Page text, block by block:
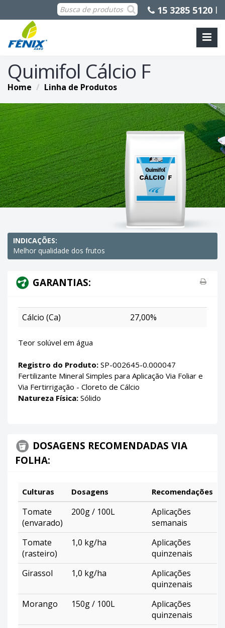
15 3285 5120 l
Quimifol Cálcio F
Home Linha de Produtos
INDICAÇÕES:
Melhor qualidade dos frutos
GARANTIAS:
Cálcio (Ca) 27,00%
Teor solúvel em água
Registro do Produto: SP-002645-0.000047
Fertilizante Mineral Simples para Aplicação Via Foliar e
Via Fertirrigação - Cloreto de Cálcio
Natureza Física: Sólido
DOSAGENS RECOMENDADAS VIA
FOLHA:
Culturas Dosagens Recomendações
Tomate
(envarado)
200g / 100L
Aplicações
semanais
Tomate
(rasteiro)
1,0 kg/ha
Aplicações
quinzenais
Girassol
1,0 kg/ha
Aplicações
quinzenais
Morango
150g / 100L
Aplicações
quinzenais